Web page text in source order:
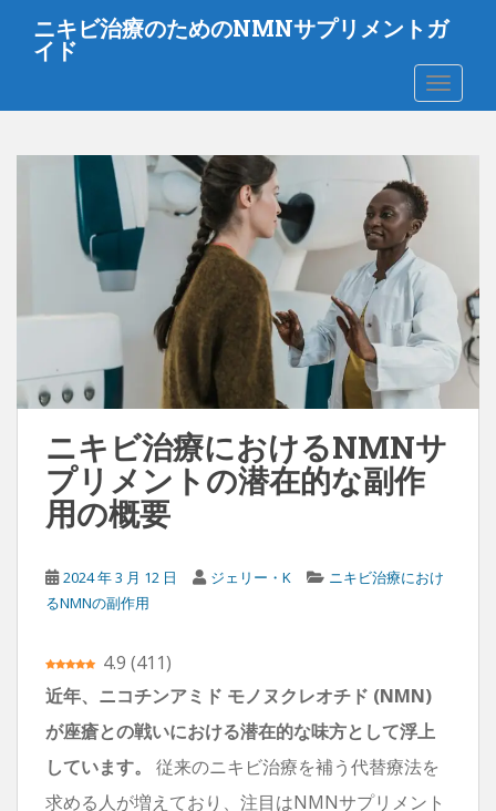
ン
ニキビ治療のためのNMNサプリメントガ
イド
ナビゲ
ニキビ治療におけるNMNサ
プリメントの潜在的な副作
用の概要
2024 年 3 月 12 日 ジェリー・K
ニキビ治療におけ
るNMNの副作用
4.9 (411)
近年、ニコチンアミド モノヌクレオチド (NMN)
が座瘡との戦いにおける潜在的な味方として浮上
しています。
従来のニキビ治療を補う代替療法を
求める人が増えており、注目はNMNサプリメント